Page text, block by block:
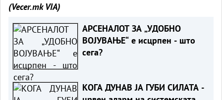
(Vecer.mkVIA)
АРСЕНАЛОТ ЗА „УДОБНО
ВОЈУВАЊЕ“ е исцрпен - што
сега?
КОГА ДУНАВ ЈА ГУБИ СИЛАТА -